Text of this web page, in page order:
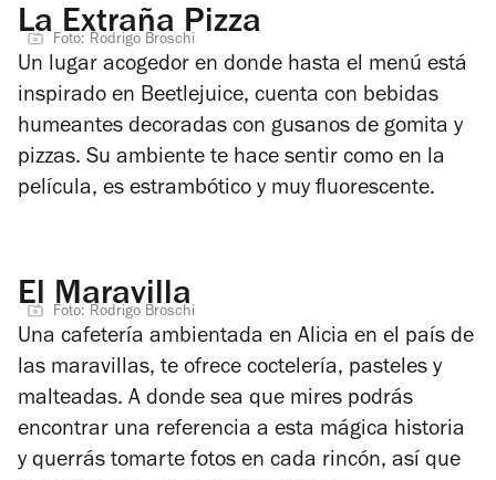
La Extraña Pizza
Foto: Rodrigo Broschi
Un lugar acogedor en donde hasta el menú está
inspirado en Beetlejuice, cuenta con bebidas
humeantes decoradas con gusanos de gomita y
pizzas. Su ambiente te hace sentir como en la
película, es estrambótico y muy fluorescente.
El Maravilla
Foto: Rodrigo Broschi
Una cafetería ambientada en Alicia en el país de
las maravillas, te ofrece coctelería, pasteles y
malteadas. A donde sea que mires podrás
encontrar una referencia a esta mágica historia
y querrás tomarte fotos en cada rincón, así que